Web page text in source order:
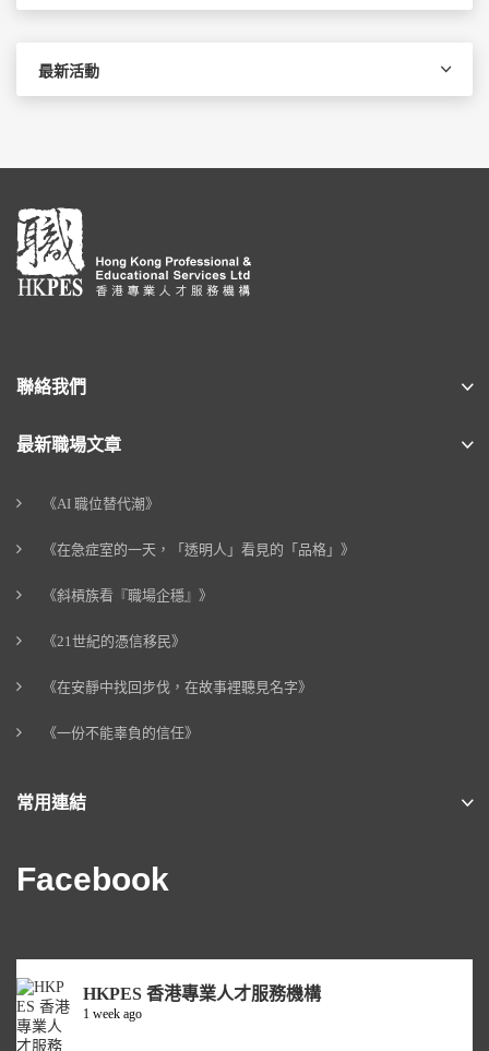
最新活動
聯絡我們
最新職場文章
《AI 職位替代潮》
《在急症室的一天，「透明人」看見的「品格」》
《斜槓族看『職場企穩』》
《21世紀的憑信移民》
《在安靜中找回步伐，在故事裡聽見名字》
《一份不能辜負的信任》
常用連結
Facebook
HKPES 香港專業人才服務機構
1 week ago